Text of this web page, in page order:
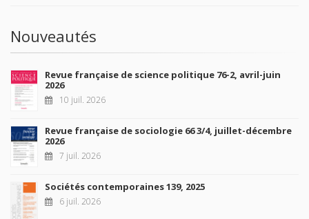
Nouveautés
Revue française de science politique 76-2, avril-juin
2026
10 juil. 2026
Revue française de sociologie 66 3/4, juillet-décembre
2026
7 juil. 2026
Sociétés contemporaines 139, 2025
6 juil. 2026